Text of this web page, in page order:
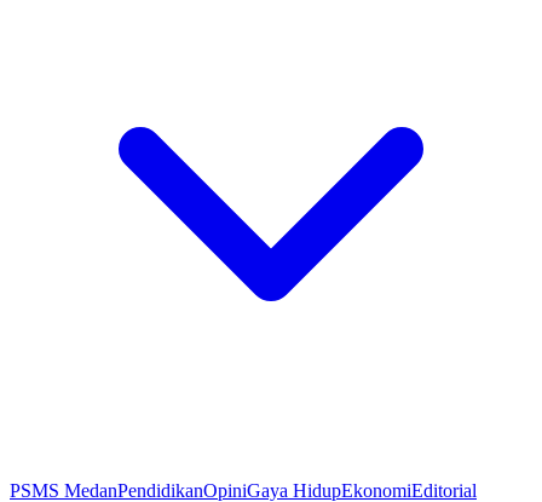
PSMS MedanPendidikanOpiniGaya HidupEkonomiEditorial